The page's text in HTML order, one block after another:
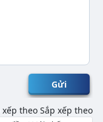
Gửi
xếp theo Sắp xếp theo